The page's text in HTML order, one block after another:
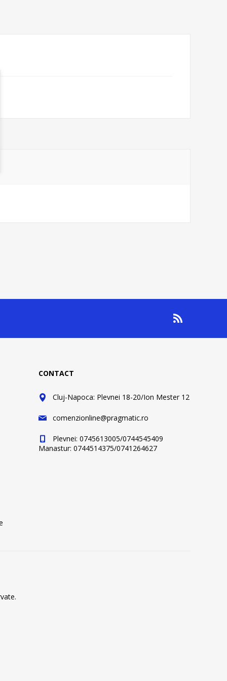
CONTACT
Cluj-Napoca: Plevnei 18-20/Ion Mester 12
comenzionline@pragmatic.ro
Plevnei: 0745613005/0744545409
Manastur: 0744514375/0741264627